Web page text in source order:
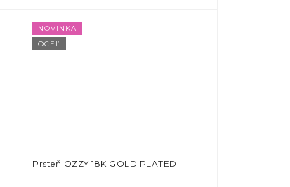
NOVINKA
OCEĽ
Prsteň OZZY 18K GOLD PLATED